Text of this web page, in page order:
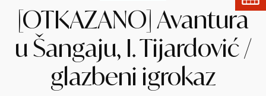
[OTKAZANO] Avantura
u Šangaju, I. Tijardović /
glazbeni igrokaz